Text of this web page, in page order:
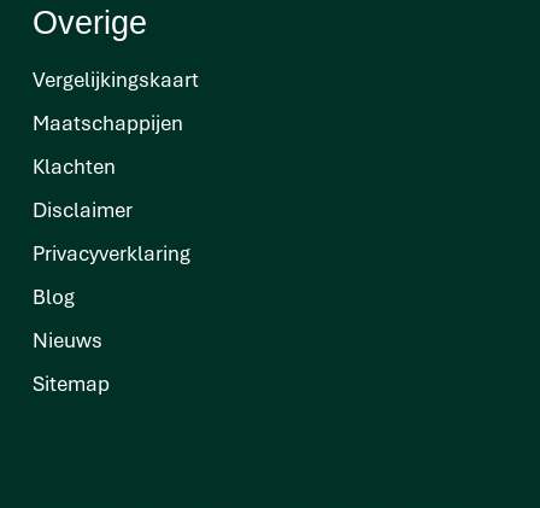
Overige
Vergelijkingskaart
Maatschappijen
Klachten
Disclaimer
Privacyverklaring
Blog
Nieuws
Sitemap